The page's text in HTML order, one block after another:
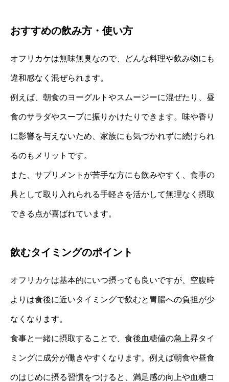
おすすめの飲み方・使い方
オフリカケは無味無臭なので、どんな料理や飲み物にも
違和感なく混ぜられます。
例えば、朝食のヨーグルトやスムージーに混ぜたり、昼
食のサラダやスープに振りかけたりできます。味や香り
に影響を与えないため、家族にも気づかれずに続けられ
るのもメリットです。
また、サプリメントが苦手な方にも飲みやすく、食事の
具として取り入れられる手軽さを活かして無理なく摂取
できる点が喜ばれています。
飲むタイミングのポイント
オフリカケは基本的にいつ摂っても良いですが、空腹時
よりは食後に近いタイミングで飲むと胃腸への負担が少
なくなります。
食事と一緒に摂取することで、食後血糖値の急上昇タイ
ミングに成分が働きやすくなります。例えば朝食や昼食
のはじめに摂る習慣をつけると、満足感の向上や血糖コ